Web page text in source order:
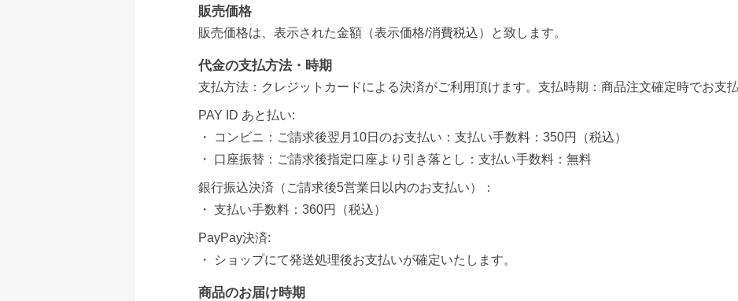
販売価格
販売価格は、表示された金額（表示価格/消費税込）と致します。
代金の支払方法・時期
支払方法：クレジットカードによる決済がご利用頂けます。支払時期：商品注文確定時でお支
PAY ID あと払い:
・ コンビニ：ご請求後翌月10日のお支払い：支払い手数料：350円（税込）
・ 口座振替：ご請求後指定口座より引き落とし：支払い手数料：無料
銀行振込決済（ご請求後5営業日以内のお支払い）：
・ 支払い手数料：360円（税込）
PayPay決済:
・ ショップにて発送処理後お支払いが確定いたします。
商品のお届け時期